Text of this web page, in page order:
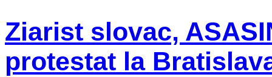
Ziarist slovac,
protestat la